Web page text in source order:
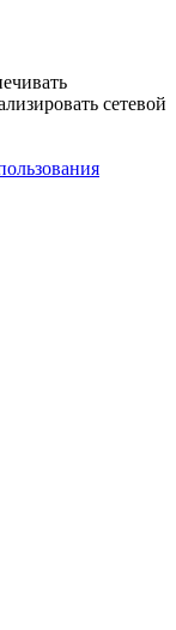
сетевой